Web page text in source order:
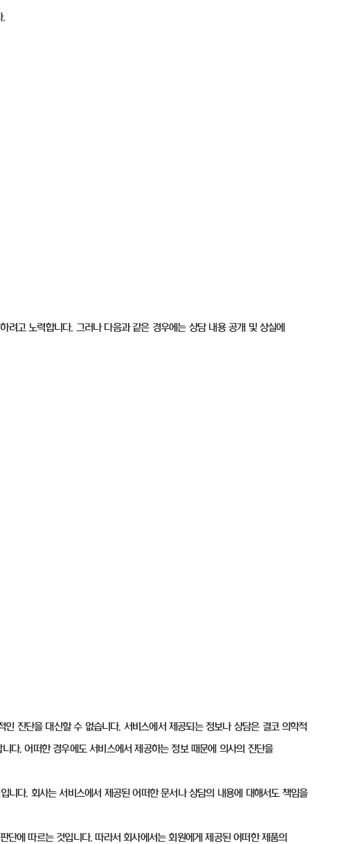
.
고 노력합니다. 그러나 다음과 같은 경우에는 상담 내용 공개 및 상실에
진단을 대신할 수 없습니다. 서비스에서 제공되는 정보나 상담은 결코 의학적
다. 어떠한 경우에도 서비스에서 제공하는 정보 때문에 의사의 진단을
다. 회사는 서비스에서 제공된 어떠한 문서나 상담의 내용에 대해서도 책임을
에 따르는 것입니다. 따라서 회사에서는 회원에게 제공된 어떠한 제품의